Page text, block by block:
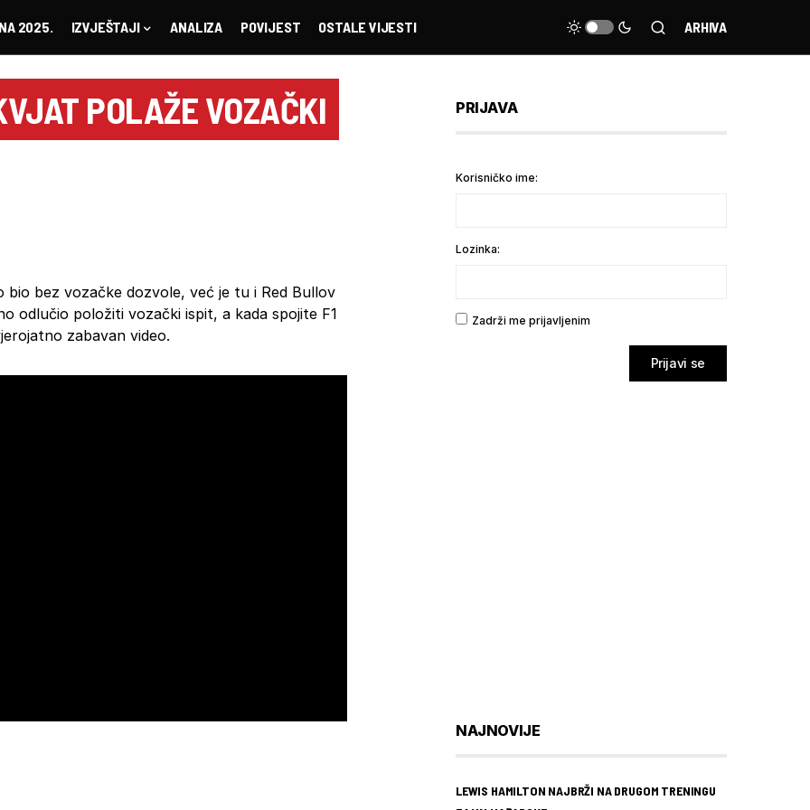
2025. IZVJEŠTAJI ANALIZA POVIJEST OSTALE VIJESTI ARHIVA
POLAŽE VOZAČKI
bio bez vozačke dozvole, već je tu i Red Bullov
odlučio položiti vozački ispit, a kada spojite F1
zabavan video.
PRIJAVA
Korisničko ime:
Lozinka:
Zadrži me prijavljenim
Prijavi se
NAJNOVIJE
LEWIS HAMILTON NAJBRŽI NA DRUGOM TRENINGU